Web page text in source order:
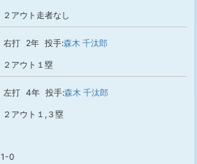
２アウト走者なし
右打 2年 投手:森木 千汰郎
２アウト１塁
左打 4年 投手:森木 千汰郎
２アウト１,３塁
1-0